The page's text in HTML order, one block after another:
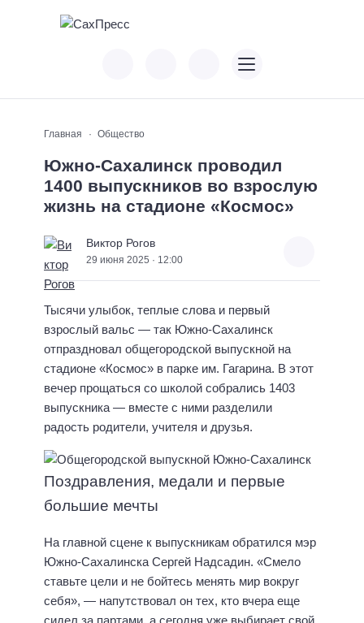
Главная Общество
Южно-Сахалинск проводил
1400 выпускников во взрослую
жизнь на стадионе «Космос»
Виктор Рогов
29 июня 2025 · 12:00
Тысячи улыбок, теплые слова и первый
взрослый вальс — так Южно-Сахалинск
отпраздновал общегородской выпускной на
стадионе «Космос» в парке им. Гагарина. В этот
вечер прощаться со школой собрались 1403
выпускника — вместе с ними разделили
радость родители, учителя и друзья.
Поздравления, медали и первые
большие мечты
На главной сцене к выпускникам обратился мэр
Южно-Сахалинска Сергей Надсадин. «Смело
ставьте цели и не бойтесь менять мир вокруг
себя», — напутствовал он тех, кто вчера еще
сидел за партами, а сегодня уже выбирает свой